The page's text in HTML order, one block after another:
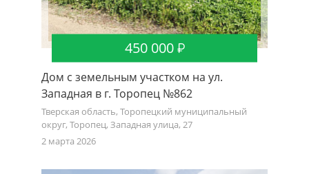
450 000
Дом с земельным участком на ул.
Западная в г. Торопец №862
Тверская область, Торопецкий муниципальный
округ, Торопец, Западная улица, 27
2 марта 2026